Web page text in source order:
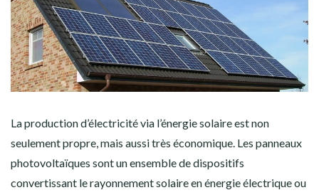
La production d’électricité via l’énergie solaire est non
seulement propre, mais aussi très économique. Les panneaux
photovoltaïques sont un ensemble de dispositifs
convertissant le rayonnement solaire en énergie électrique ou